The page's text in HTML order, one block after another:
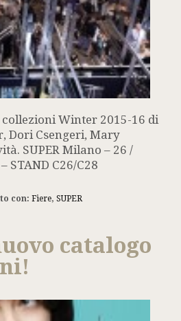
collezioni Winter 2015-16 di
Dori Csengeri, Mary
SUPER Milano – 26 /
STAND C26/C28
con: Fiere, SUPER
catalogo